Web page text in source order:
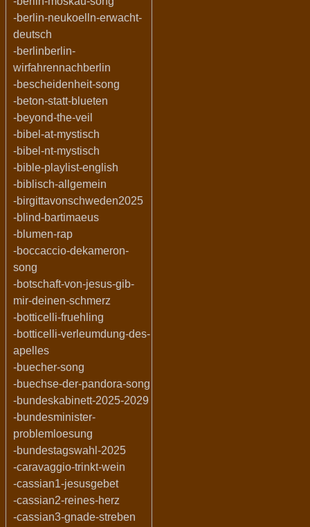
-berlin-neukoelln-erwacht-
deutsch
-berlinberlin-
wirfahrennachberlin
-bescheidenheit-song
-beton-statt-blueten
-beyond-the-veil
-bibel-at-mystisch
-bibel-nt-mystisch
-bible-playlist-english
-biblisch-allgemein
-birgittavonschweden2025
-blind-bartimaeus
-blumen-rap
-boccaccio-dekameron-
song
-botschaft-von-jesus-gib-
mir-deinen-schmerz
-botticelli-fruehling
-botticelli-verleumdung-des-
apelles
-buecher-song
-buechse-der-pandora-song
-bundeskabinett-2025-2029
-bundesminister-
problemloesung
-bundestagswahl-2025
-caravaggio-trinkt-wein
-cassian1-jesusgebet
-cassian2-reines-herz
-cassian3-gnade-streben